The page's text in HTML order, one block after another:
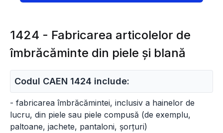
1424 - Fabricarea articolelor de
îmbrăcăminte din piele şi blană
Codul CAEN 1424 include:
- fabricarea îmbrăcămintei, inclusiv a hainelor de
lucru, din piele sau piele compusă (de exemplu,
paltoane, jachete, pantaloni, șorțuri)